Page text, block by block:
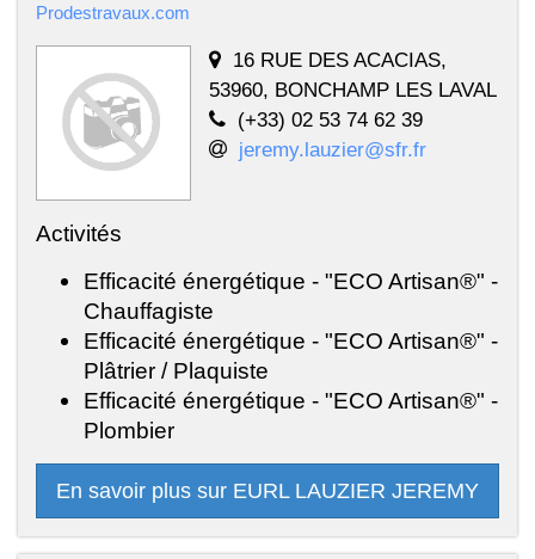
Prodestravaux.com
16 RUE DES ACACIAS,
53960, BONCHAMP LES LAVAL
(+33) 02 53 74 62 39
jeremy.lauzier@sfr.fr
Activités
Efficacité énergétique - "ECO Artisan®" -
Chauffagiste
Efficacité énergétique - "ECO Artisan®" -
Plâtrier / Plaquiste
Efficacité énergétique - "ECO Artisan®" -
Plombier
En savoir plus sur EURL LAUZIER JEREMY